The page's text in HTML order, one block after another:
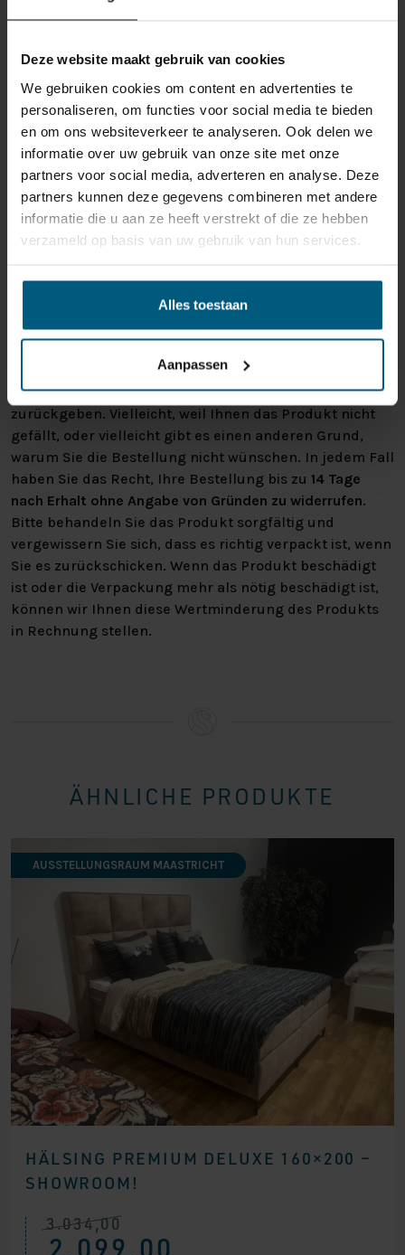
Deze website maakt gebruik van cookies
We gebruiken cookies om content en advertenties te
personaliseren, om functies voor social media te bieden
en om ons websiteverkeer te analyseren. Ook delen we
informatie over uw gebruik van onze site met onze
partners voor social media, adverteren en analyse. Deze
partners kunnen deze gegevens combineren met andere
informatie die u aan ze heeft verstrekt of die ze hebben
verzameld op basis van uw gebruik van hun services.
Alles toestaan
Aanpassen
ONS RETOURBELEID
Individuell gestaltete Artikel wie Matratzen,
Rückgabebestimmungen und können von
uns nicht zurückgenommen werden.
Manchmal möchten Sie vielleicht eine Bestellung
zurückgeben. Vielleicht, weil Ihnen das Produkt nicht
gefällt, oder vielleicht gibt es einen anderen Grund,
warum Sie die Bestellung nicht wünschen. In jedem Fall
haben Sie das Recht, Ihre Bestellung bis zu 14 Tage
nach Erhalt ohne Angabe von Gründen zu widerrufen.
Bitte behandeln Sie das Produkt sorgfältig und
vergewissern Sie sich, dass es richtig verpackt ist, wenn
Sie es zurückschicken. Wenn das Produkt beschädigt
ist oder die Verpackung mehr als nötig beschädigt ist,
können wir Ihnen diese Wertminderung des Produkts
in Rechnung stellen.
ÄHNLICHE PRODUKTE
HÄLSING PREMIUM DELUXE 160×200 –
SHOWROOM!
AUSSTELLUNGSRAUM MAASTRICHT
3.034,00
Ursprünglicher
Preis
2.099,00
Aktueller
Preis